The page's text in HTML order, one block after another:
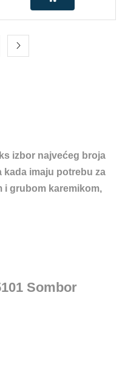
izbor najvećeg broja
kada imaju potrebu za
i grubom karemikom,
Sombor